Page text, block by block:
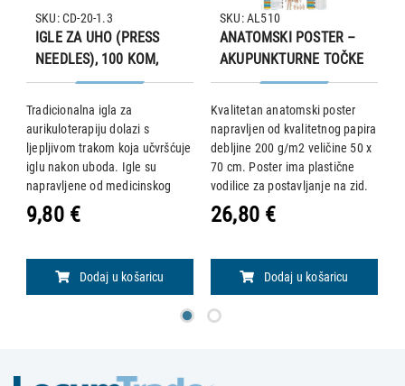
IGLE ZA UHO (PRESS
NEEDLES), 100 KOM,
0,20×1,3 mm, Cloud &
Dragon
Tradicionalna igla za
aurikuloterapiju dolazi s
ljepljivom trakom koja učvršćuje
iglu nakon uboda. Igle su
napravljene od medicinskog
čelika i pakirane su po 100
komada. Svaka igla dolazi
SKU: CD-20-1.3
9,80 €
Dodaj u košaricu
ANATOMSKI POSTER –
AKUPUNKTURNE TOČKE
NA TIJELU
Kvalitetan anatomski poster
napravljen od kvalitetnog papira
debljine 200 g/m2 veličine 50 x
70 cm. Poster ima plastične
vodilice za postavljanje na zid.
Nazivi na posteru su na
njemačkom i engleskom jeziku.
SKU: AL510
26,80 €
Dodaj u košaricu